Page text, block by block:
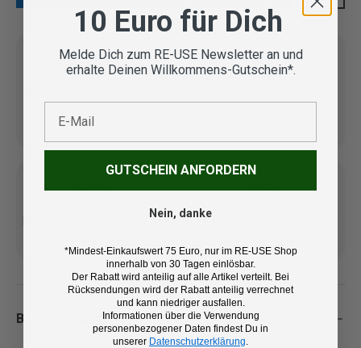
Artikel
Kostenlose Lieferung ab 100
14 Tage Rückgaberecht und
Beschreibung
10 Euro für Dich
Melde Dich zum RE-USE Newsletter an und
erhalte Deinen Willkommens-Gutschein*.
GUTSCHEIN ANFORDERN
Nein, danke
*Mindest-Einkaufswert 75 Euro, nur im RE-USE Shop
innerhalb von 30 Tagen einlösbar.
Der Rabatt wird anteilig auf alle Artikel verteilt. Bei
Rücksendungen wird der Rabatt anteilig verrechnet
und kann niedriger ausfallen.
Informationen über die Verwendung
personenbezogener Daten findest Du in
unserer Datenschutzerklärung